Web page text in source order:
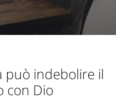
può indebolire il
con Dio